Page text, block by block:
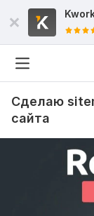
Сделаю
сайта